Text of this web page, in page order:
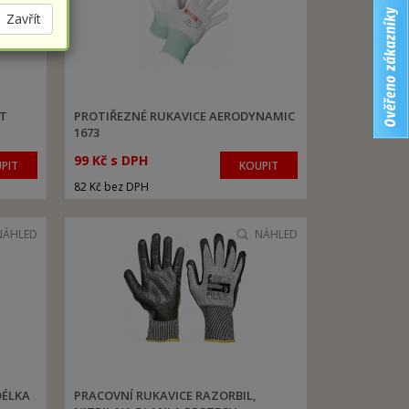
PROTIŘEZNÉ RUKAVICE AERODYNAMIC
1673
99 Kč s DPH
82 Kč bez DPH
KOUPIT
PRACOVNÍ RUKAVICE RAZORBIL,
NÁHLED
Zavřít